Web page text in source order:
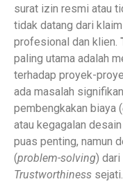
surat izin resmi atau
tidak datang dari
profesional dan klien.
paling utama adalah
terhadap proyek-
ada masalah
pembengkakan biaya (
atau kegagalan
puas penting, namun
(problem-solving)
Trustworthiness sejati.